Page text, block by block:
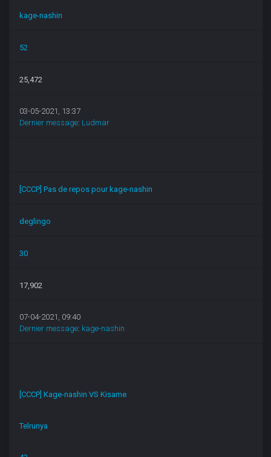
kage-nashin
52
25,472
03-05-2021, 13:37
Dernier message: Ludmar
[CCCP] Pas de repos pour kage-nashin
deglingo
30
17,902
07-04-2021, 09:40
Dernier message: kage-nashin
[CCCP] Kage-nashin VS Kisame
Telrunya